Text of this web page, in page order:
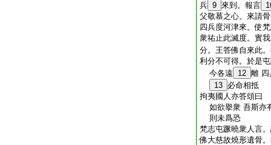
兵 9 來到。報言
父敬慕之心。來請
四兵度河津來。使
衆祐止此滅度。實
分。王答佛自來此
利分不可得。於是
今各遠
12 離 四
13 必命相抵
拘夷國人亦答頌曰
如欲擧衆 吾斯亦
則未爲恐
梵志屯蹶曉衆人言
佛大慈故燒形遺骨